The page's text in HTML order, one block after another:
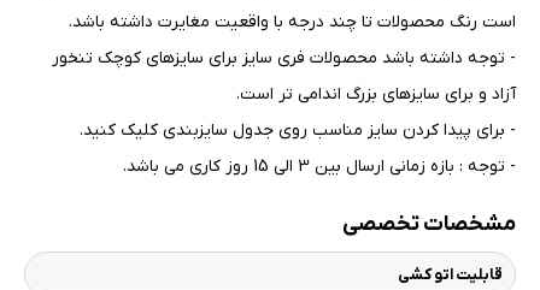
است رنگ محصولات تا چند درجه با واقعیت مغایرت داشته باشد.
- توجه داشته باشد محصولات فری سایز برای سایزهای کوچک تنخور
آزاد و برای سایزهای بزرگ اندامی تر است.
- برای پیدا کردن سایز مناسب روی جدول سایزبندی کلیک کنید.
- توجه : بازه زمانی ارسال بین 3 الی 15 روز کاری می باشد.
مشخصات تخصصی
قابلیت اتو کشی